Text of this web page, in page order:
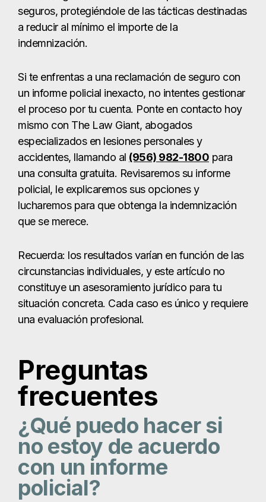
seguros, protegiéndole de las tácticas destinadas
a reducir al mínimo el importe de la
indemnización.
Si te enfrentas a una reclamación de seguro con
un informe policial inexacto, no intentes gestionar
el proceso por tu cuenta. Ponte en contacto hoy
mismo con The Law Giant, abogados
especializados en lesiones personales y
accidentes, llamando al (956) 982-1800 para
una consulta gratuita. Revisaremos su informe
policial, le explicaremos sus opciones y
lucharemos para que obtenga la indemnización
que se merece.
Recuerda: los resultados varían en función de las
circunstancias individuales, y este artículo no
constituye un asesoramiento jurídico para tu
situación concreta. Cada caso es único y requiere
una evaluación profesional.
Preguntas
frecuentes
¿Qué puedo hacer si
no estoy de acuerdo
con un informe
policial?